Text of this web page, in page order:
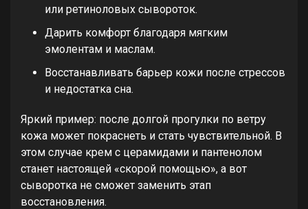
или ретиноловых сывороток.
Дарить комфорт благодаря мягким
эмолентам и маслам.
Восстанавливать барьер кожи после стрессов
и недостатка сна.
Яркий пример: после долгой прогулки по ветру
кожа может покраснеть и стать чувствительной. В
этом случае крем с церамидами и пантенолом
станет настоящей «скорой помощью», а вот
сыворотка не сможет заменить этап
восстановления.